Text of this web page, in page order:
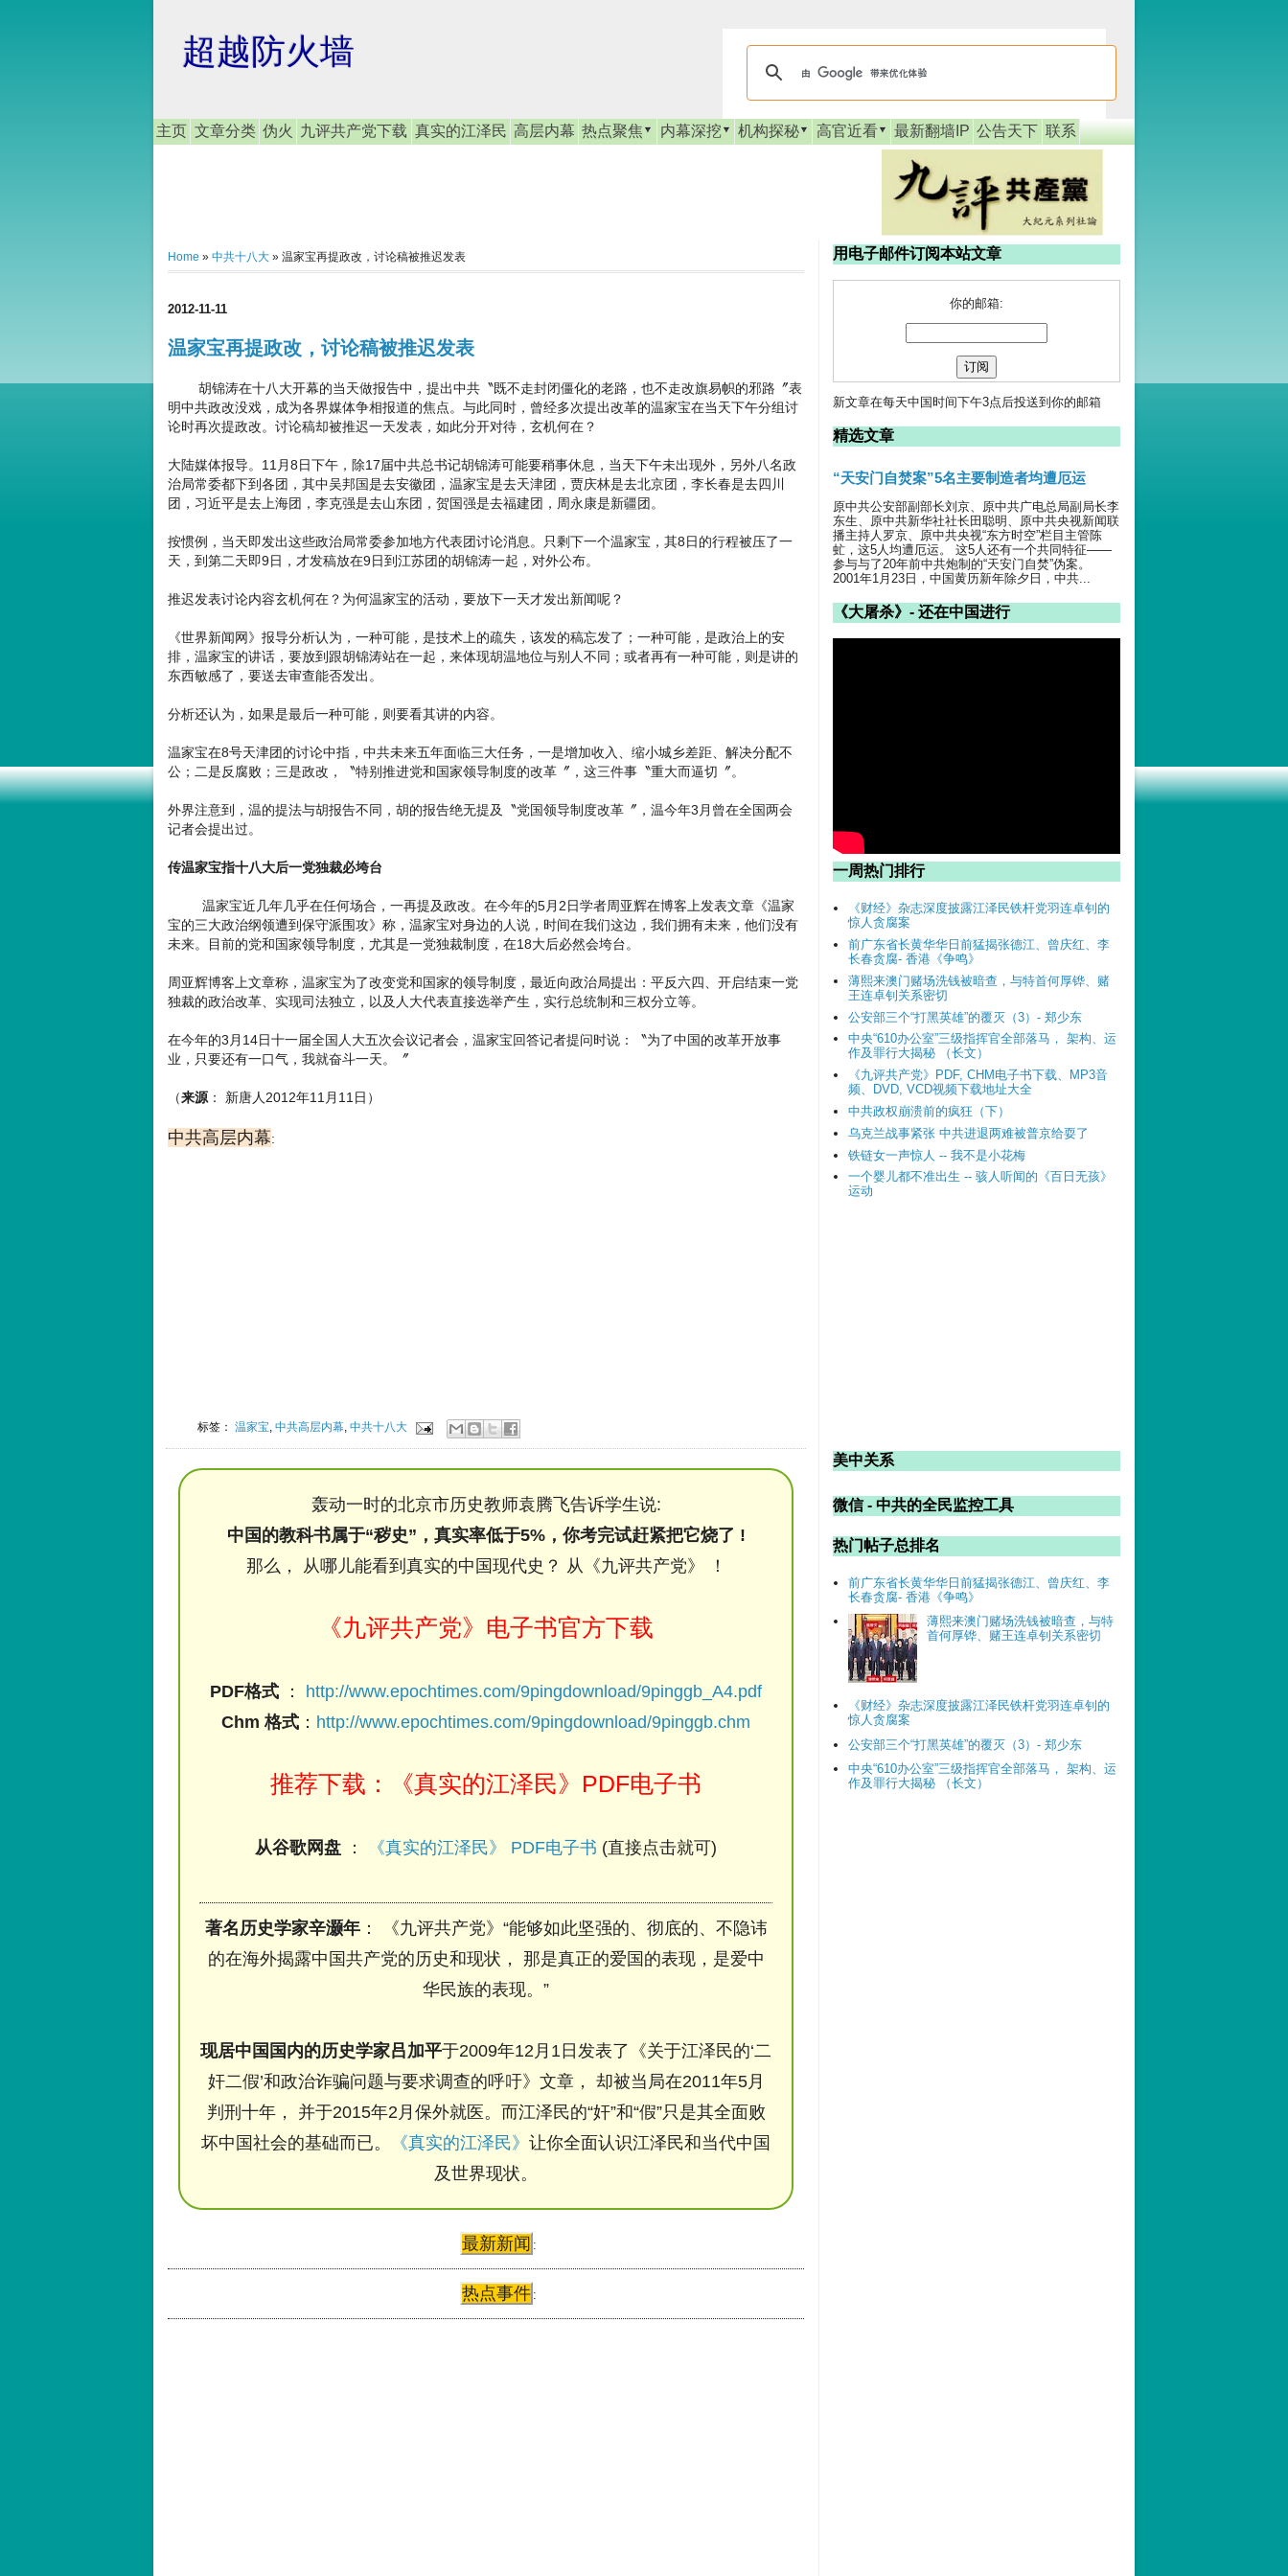
超越防火墙
主页 文章分类 伪火 九评共产党下载 真实的江泽民 高层内幕 热点聚焦 内幕深挖 机构探秘 高官近看 最新翻墙IP 公告天下 联系
Home » 中共十八大 » 温家宝再提政改，讨论稿被推迟发表
2012-11-11
温家宝再提政改，讨论稿被推迟发表
胡锦涛在十八大开幕的当天做报告中，提出中共〝既不走封闭僵化的老路，也不走改旗易帜的邪路〞表
明中共政改没戏，成为各界媒体争相报道的焦点。与此同时，曾经多次提出改革的温家宝在当天下午分组讨
论时再次提政改。讨论稿却被推迟一天发表，如此分开对待，玄机何在？
大陆媒体报导。11月8日下午，除17届中共总书记胡锦涛可能要稍事休息，当天下午未出现外，另外八名政
治局常委都下到各团，其中吴邦国是去安徽团，温家宝是去天津团，贾庆林是去北京团，李长春是去四川
团，习近平是去上海团，李克强是去山东团，贺国强是去福建团，周永康是新疆团。
按惯例，当天即发出这些政治局常委参加地方代表团讨论消息。只剩下一个温家宝，其8日的行程被压了一
天，到第二天即9日，才发稿放在9日到江苏团的胡锦涛一起，对外公布。
推迟发表讨论内容玄机何在？为何温家宝的活动，要放下一天才发出新闻呢？
《世界新闻网》报导分析认为，一种可能，是技术上的疏失，该发的稿忘发了；一种可能，是政治上的安
排，温家宝的讲话，要放到跟胡锦涛站在一起，来体现胡温地位与别人不同；或者再有一种可能，则是讲的
东西敏感了，要送去审查能否发出。
分析还认为，如果是最后一种可能，则要看其讲的内容。
温家宝在8号天津团的讨论中指，中共未来五年面临三大任务，一是增加收入、缩小城乡差距、解决分配不
公；二是反腐败；三是政改，〝特别推进党和国家领导制度的改革〞，这三件事〝重大而逼切〞。
外界注意到，温的提法与胡报告不同，胡的报告绝无提及〝党国领导制度改革〞，温今年3月曾在全国两会
记者会提出过。
传温家宝指十八大后一党独裁必垮台
温家宝近几年几乎在任何场合，一再提及政改。在今年的5月2日学者周亚辉在博客上发表文章《温家
宝的三大政治纲领遭到保守派围攻》称，温家宝对身边的人说，时间在我们这边，我们拥有未来，他们没有
未来。目前的党和国家领导制度，尤其是一党独裁制度，在18大后必然会垮台。
周亚辉博客上文章称，温家宝为了改变党和国家的领导制度，最近向政治局提出：平反六四、开启结束一党
独裁的政治改革、实现司法独立，以及人大代表直接选举产生，实行总统制和三权分立等。
在今年的3月14日十一届全国人大五次会议记者会，温家宝回答记者提问时说：〝为了中国的改革开放事
业，只要还有一口气，我就奋斗一天。〞
（来源 ： 新唐人2012年11月11日）
中共高层内幕:
标签：温家宝 ,中共高层内幕 ,中共十八大
轰动一时的北京市历史教师袁腾飞告诉学生说:
中国的教科书属于“秽史”，真实率低于5%，你考完试赶紧把它烧了 !
那么， 从哪儿能看到真实的中国现代史？ 从《九评共产党》 ！
《九评共产党》电子书官方下载
PDF格式 ： http://www.epochtimes.com/9pingdownload/9pinggb_A4.pdf
Chm 格式 ： http://www.epochtimes.com/9pingdownload/9pinggb.chm
推荐下载：《真实的江泽民》PDF电子书
从谷歌网盘 ： 《真实的江泽民》 PDF电子书 (直接点击就可)
著名历史学家辛灏年： 《九评共产党》“能够如此坚强的、彻底的、不隐讳
的在海外揭露中国共产党的历史和现状， 那是真正的爱国的表现，是爱中
华民族的表现。”
现居中国国内的历史学家吕加平于2009年12月1日发表了《关于江泽民的‘二
奸二假’和政治诈骗问题与要求调查的呼吁》文章， 却被当局在2011年5月
判刑十年， 并于2015年2月保外就医。而江泽民的“奸”和“假”只是其全面败
坏中国社会的基础而已。
《真实的江泽民》 让你全面认识江泽民和当代中国
及世界现状。
最新新闻 :
热点事件 :
用电子邮件订阅本站文章
你的邮箱:
新文章在每天中国时间下午3点后投送到你的邮箱
精选文章
“天安门自焚案”5名主要制造者均遭厄运
原中共公安部副部长刘京、原中共广电总局副局长李
东生、原中共新华社社长田聪明、原中共央视新闻联
播主持人罗京、原中共央视“东方时空”栏目主管陈
虻，这5人均遭厄运。 这5人还有一个共同特征——
参与与了20年前中共炮制的“天安门自焚”伪案。
2001年1月23日，中国黄历新年除夕日，中共...
《大屠杀》- 还在中国进行
一周热门排行
《财经》杂志深度披露江泽民铁杆党羽连卓钊的
惊人贪腐案
前广东省长黄华华日前猛揭张德江、曾庆红、李
长春贪腐- 香港《争鸣》
薄熙来澳门赌场洗钱被暗查，与特首何厚铧、赌
王连卓钊关系密切
公安部三个“打黑英雄”的覆灭（3）- 郑少东
中央“610办公室”三级指挥官全部落马， 架构、运
作及罪行大揭秘 （长文）
《九评共产党》PDF, CHM电子书下载、MP3音
频、DVD, VCD视频下载地址大全
中共政权崩溃前的疯狂（下）
乌克兰战事紧张 中共进退两难被普京给耍了
铁链女一声惊人 -- 我不是小花梅
一个婴儿都不准出生 -- 骇人听闻的《百日无孩》
运动
美中关系
微信 - 中共的全民监控工具
热门帖子总排名
前广东省长黄华华日前猛揭张德江、曾庆红、李
长春贪腐- 香港《争鸣》
薄熙来澳门赌场洗钱被暗查，与特
首何厚铧、赌王连卓钊关系密切
《财经》杂志深度披露江泽民铁杆党羽连卓钊的
惊人贪腐案
公安部三个“打黑英雄”的覆灭（3）- 郑少东
中央“610办公室”三级指挥官全部落马， 架构、运
作及罪行大揭秘 （长文）